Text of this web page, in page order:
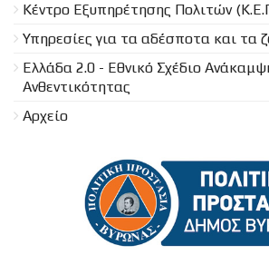
Κέντρο Εξυπηρέτησης Πολιτών
Υπηρεσίες για τα αδέσποτα και τα
Ελλάδα 2.0 - Εθνικό Σχέδιο
Ανθεντικότητας
Αρχείο